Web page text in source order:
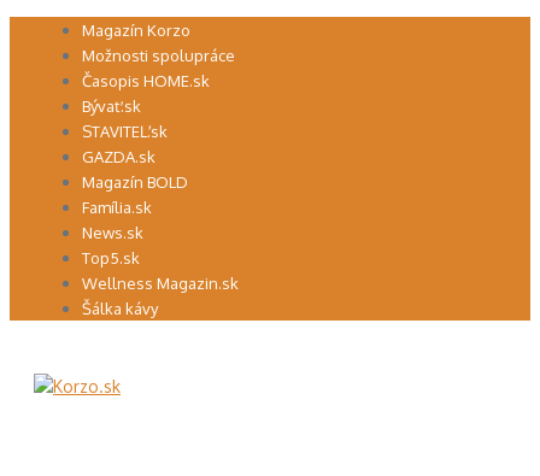
Preskočiť Magazín Korzo
Možnosti spolupráce
Časopis HOME.sk
Bývať.sk
STAVITEĽ.sk
GAZDA.sk
Magazín BOLD
Família.sk
News.sk
Top5.sk
Wellness Magazin.sk
Šálka kávy